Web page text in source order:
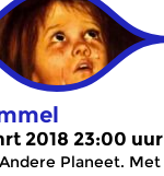
2018 23:00 uur
Planeet. Met